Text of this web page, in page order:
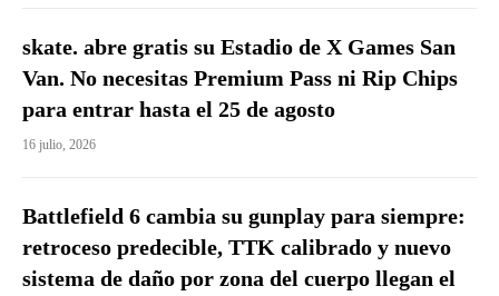
skate. abre gratis su Estadio de X Games San
Van. No necesitas Premium Pass ni Rip Chips
para entrar hasta el 25 de agosto
16 julio, 2026
Battlefield 6 cambia su gunplay para siempre:
retroceso predecible, TTK calibrado y nuevo
sistema de daño por zona del cuerpo llegan el